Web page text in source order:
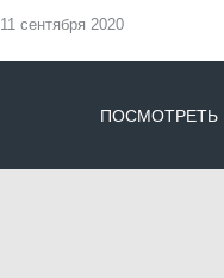
11 сентября 2020
ПОСМОТРЕТЬ